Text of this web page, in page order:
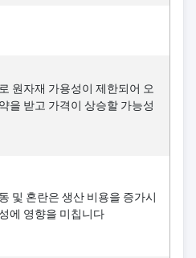
원자재 가용성이 제한되어 오
을 받고 가격이 상승할 가능성
및 혼란은 생산 비용을 증가시
에 영향을 미칩니다